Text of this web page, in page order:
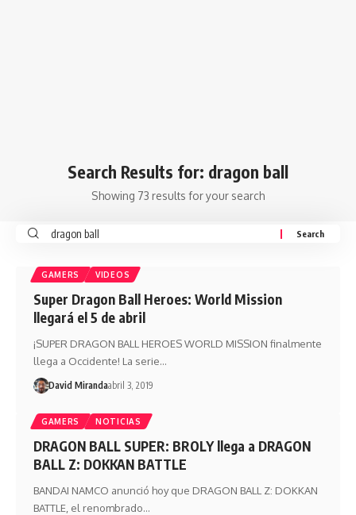
Search Results for: dragon ball
Showing 73 results for your search
GAMERS VIDEOS
Super Dragon Ball Heroes: World Mission
llegará el 5 de abril
¡SUPER DRAGON BALL HEROES WORLD MISSION finalmente
llega a Occidente! La serie…
David Mirandaabril 3, 2019
GAMERS NOTICIAS
DRAGON BALL SUPER: BROLY llega a DRAGON
BALL Z: DOKKAN BATTLE
BANDAI NAMCO anunció hoy que DRAGON BALL Z: DOKKAN
BATTLE, el renombrado…